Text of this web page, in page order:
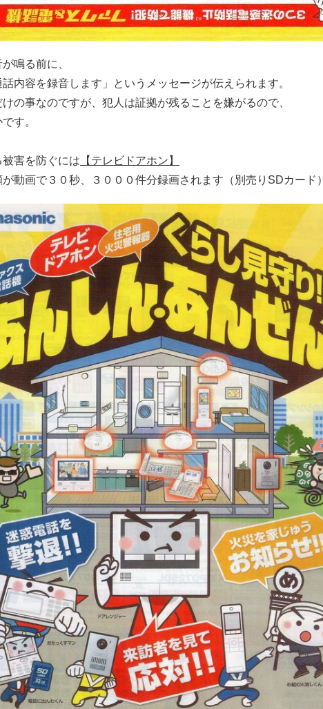
鳴る前に、
内容を録音します」というメッセージが伝えられます。
の事なのですが、犯人は証拠が残ることを嫌がるので、
す。
害を防ぐには 【テレビドアホン】
動画で３０秒、３０００件分録画されます（別売りSDカード）